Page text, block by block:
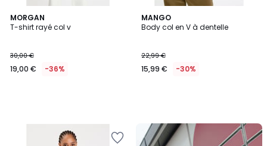
MORGAN
T-shirt rayé col v
30,00 €
19,00 € -36%
MANGO
Body col en V à dentelle
22,99 €
15,99 € -30%
Nouveau